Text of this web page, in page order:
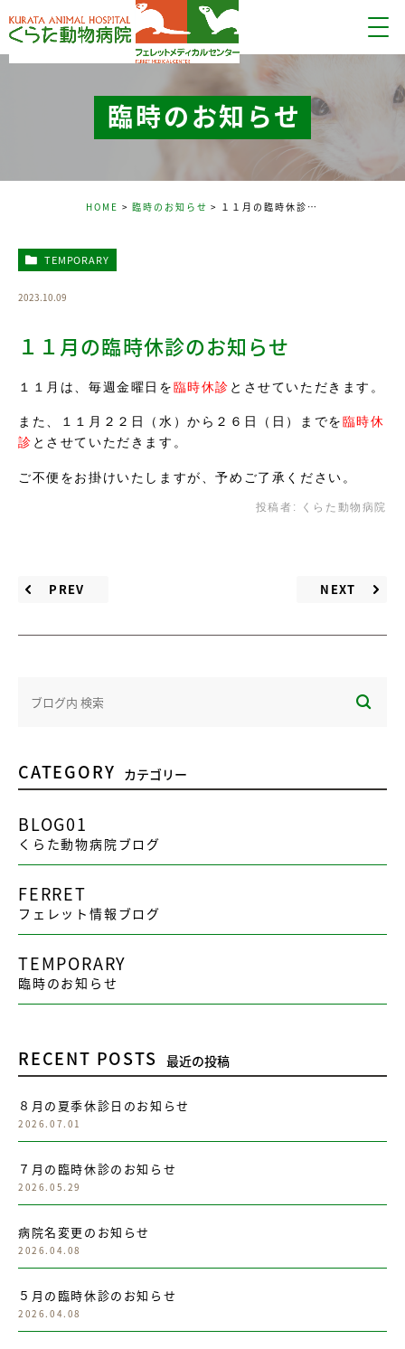
臨時のお知らせ
HOME 臨時のお知らせ １１月の臨時休診のお知らせ
TEMPORARY
2023.10.09
１１月の臨時休診のお知らせ
１１月は、毎週金曜日を臨時休診 とさせていただきます。
また、１１月２２日（水）から２６日（日）までを臨時休
診 とさせていただきます。
ご不便をお掛けいたしますが、予めご了承ください。
投稿者: くらた動物病院
PREV NEXT
CATEGORY カテゴリー
BLOG01
くらた動物病院ブログ
FERRET
フェレット情報ブログ
TEMPORARY
臨時のお知らせ
RECENT POSTS 最近の投稿
８月の夏季休診日のお知らせ
2026.07.01
７月の臨時休診のお知らせ
2026.05.29
病院名変更のお知らせ
2026.04.08
５月の臨時休診のお知らせ
2026.04.08